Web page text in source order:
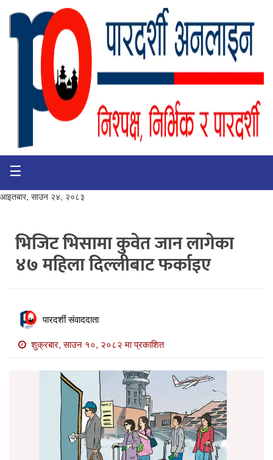
गृहपृष्ठ
भिडियो
खबर
समाचार
खबर
माडी
खबर
विविध
☰
आइतबार, साउन २४, २०८३
भिजिट भिसामा कुवेत जान लागेका
४७ महिला दिल्लीबाट फर्काइए
पारदर्शी संवाददाता
शुक्रबार, साउन १०, २०८२ मा प्रकाशित